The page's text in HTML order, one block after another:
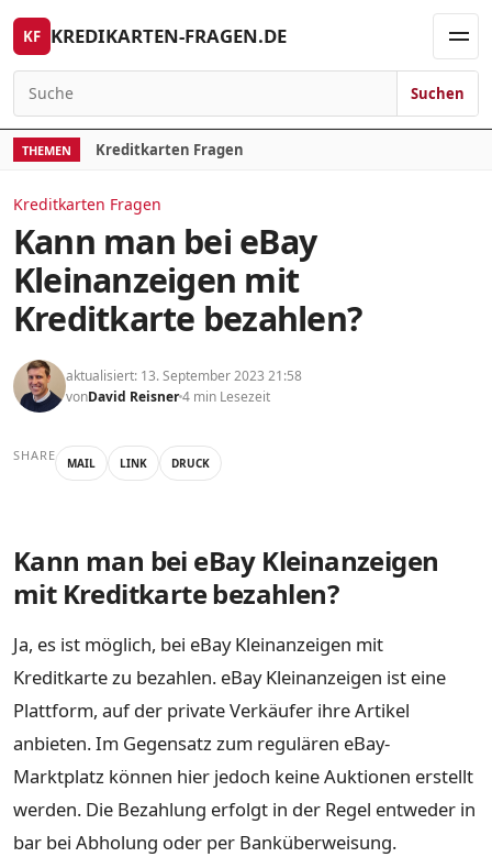
Skip to content
KF KREDIKARTEN-FRAGEN.DE
Search for:
Suchen
THEMEN Kreditkarten Fragen
Kreditkarten Fragen
Kann man bei eBay
Kleinanzeigen mit
Kreditkarte bezahlen?
aktualisiert: 13. September 2023 21:58
vonDavid Reisner4 min Lesezeit
SHARE MAIL LINK DRUCK
Kann man bei eBay Kleinanzeigen
mit Kreditkarte bezahlen?
Ja, es ist möglich, bei eBay Kleinanzeigen mit
Kreditkarte zu bezahlen. eBay Kleinanzeigen ist eine
Plattform, auf der private Verkäufer ihre Artikel
anbieten. Im Gegensatz zum regulären eBay-
Marktplatz können hier jedoch keine Auktionen erstellt
werden. Die Bezahlung erfolgt in der Regel entweder in
bar bei Abholung oder per Banküberweisung.